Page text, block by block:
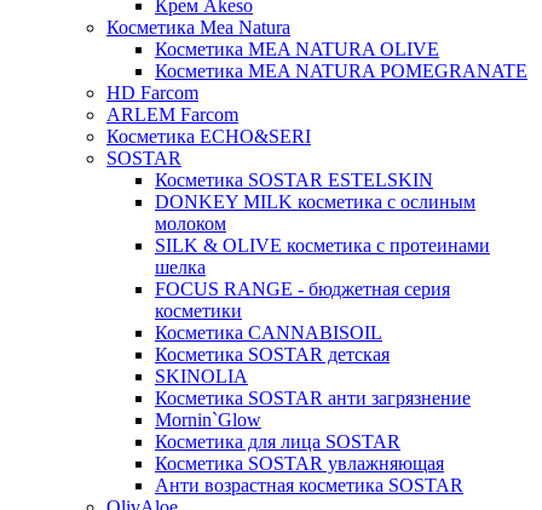
Крем Akeso
Косметика Mea Natura
Косметика MEA NATURA OLIVE
Косметика MEA NATURA POMEGRANATE
HD Farcom
ARLEM Farcom
Косметика ECHO&SERI
SOSTAR
Косметика SOSTAR ESTELSKIN
DONKEY MILK косметика с ослиным
молоком
SILK & OLIVE косметика с протеинами
шелка
FOCUS RANGE - бюджетная серия
косметики
Косметика CANNABISOIL
Косметика SOSTAR детская
SKINOLIA
Косметика SOSTAR анти загрязнение
Mornin`Glow
Косметика для лица SOSTAR
Косметика SOSTAR увлажняющая
Анти возрастная косметика SOSTAR